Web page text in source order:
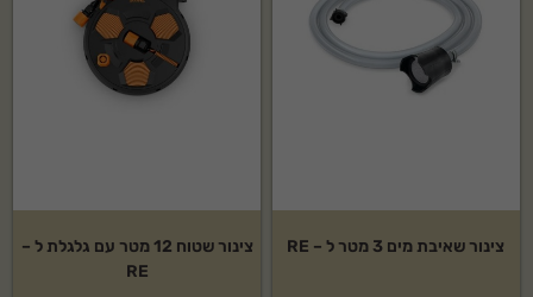
צינור שאיבת מים 3 מטר ל – RE
צינור שטוח 12 מטר עם גלגלת ל –
RE